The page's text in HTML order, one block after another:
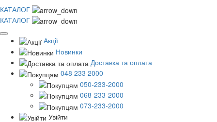
КАТАЛОГ
КАТАЛОГ
Акції
Новинки
Доставка та оплата
048 233 2000
050-233-2000
068-233-2000
073-233-2000
Увійти